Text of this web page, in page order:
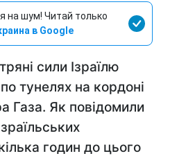
на шум! Читай только
в Google
сили Ізраїлю
тунелях на кордоні
Газа. Як повідомили
годин до цього